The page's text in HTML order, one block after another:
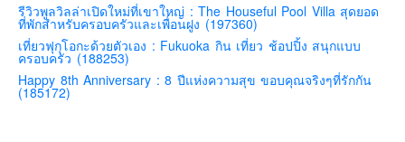
คิวชู – ฟุกุโอกะ ซางะ เปปปุ ยุฟุอิน นางาซากิ
ฟูจิ
ฮอกไกโด
เอเชีย
รีวิวพูลวิลล่าเปิดใหม่ที่เขาใหญ่ : The Houseful Pool Villa สุดยอด
ที่พักสำหรับครอบครัวและเพื่อนฝูง (197360)
เที่ยวฟุกุโอกะด้วยตัวเอง : Fukuoka กิน เที่ยว ช้อปปิ้ง สนุกแบบ
ครอบครัว (188253)
Happy 8th Anniversary : 8 ปีแห่งความสุข ขอบคุณจริงๆที่รักกัน
(185172)